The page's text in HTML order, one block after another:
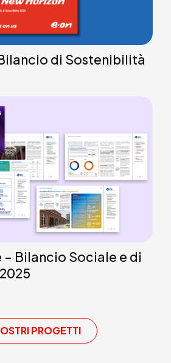
di Sostenibilità
– Bilancio Sociale e di
PROGETTI